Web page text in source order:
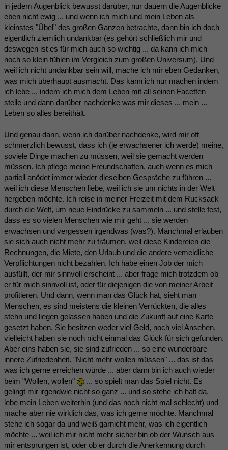
in jedem Augenblick bewusst darüber, nur dauern die Augenblicke
eben nicht ewig ... und wenn ich mich und mein Leben als
kleinstes "Übel" des großen Ganzen betrachte, dann bin ich doch
eigentlich ziemlich undankbar (es gehört schließlich mir und
deswegen ist es für mich auch so wichtig ... da kann ich mich
noch so klein fühlen im Vergleich zum großen Universum). Und
weil ich nicht undankbar sein will, mache ich mir eben Gedanken,
was mich überhaupt ausmacht. Das kann ich nur machen indem
ich lebe ... indem ich mich dem Leben mit all seinen Facetten
stelle und dann darüber nachdenke was mir dieses ... mein ...
Leben so alles bereithält.
Und genau dann, wenn ich darüber nachdenke, wird mir oft
schmerzlich bewusst, dass ich (je erwachsener ich werde) meine,
soviele Dinge machen zu müssen, weil sie gemacht werden
müssen. Ich pflege meine Freundschaften, auch wenn es mich
partiell anödet immer wieder dieselben Gespräche zu führen ...
weil ich diese Menschen liebe, weil ich sie um nichts in der Welt
hergeben möchte. Ich reise in meiner Freizeit mit dem Rucksack
durch die Welt, um neue Eindrücke zu sammeln ... und stelle fest,
dass es so vielen Menschen wie mir geht ... sie werden
erwachsen und vergessen irgendwas (was?). Manchmal erlauben
sie sich auch nicht mehr zu träumen, weil diese Kindereien die
Rechnungen, die Miete, den Urlaub und die andere vemeidliche
Verpflichtungen nicht bezahlen. Ich habe einen Job der mich
ausfüllt, der mir sinnvoll erscheint ... aber frage mich trotzdem ob
er für mich sinnvoll ist, oder für diejenigen die von meiner Arbeit
profitieren. Und dann, wenn man das Glück hat, sieht man
Menschen, es sind meistens die kleinen Verrückten, die alles
stehn und liegen gelassen haben und die Zukunft auf eine Karte
gesetzt haben. Sie besitzen weder viel Geld, noch viel Ansehen,
vielleicht haben sie noch nicht einmal das Glück für sich gefunden.
Aber eins haben sie, sie sind zufrieden ... so eine wunderbare
innere Zufriedenheit. "Nicht mehr wollen müssen" ... das ist das
was ich gerne erreichen würde ... aber dann bin ich auch wieder
beim "Wollen, wollen"
... so spielt man das Spiel nicht. Es
gelingt mir irgendwie nicht so ganz ... und so stehe ich halt da,
lebe mein Leben weiterhin (und das noch nicht mal schlecht) und
mache aber nie wirklich das, was ich gerne möchte. Manchmal
stehe ich sogar da und weiß garnicht mehr, was ich eigentlich
möchte ... weil ich mir nicht mehr sicher bin ob der Wunsch aus
mir entsprungen ist, oder ob er durch die Anerkennung durch